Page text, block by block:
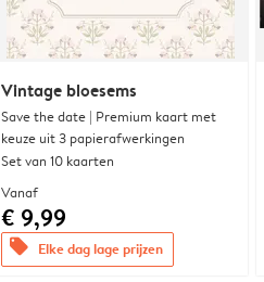
Vintage bloesems
Save the date | Premium kaart met
keuze uit 3 papierafwerkingen
Set van 10 kaarten
Vanaf
€ 9,99
offers Elke dag lage prijzen